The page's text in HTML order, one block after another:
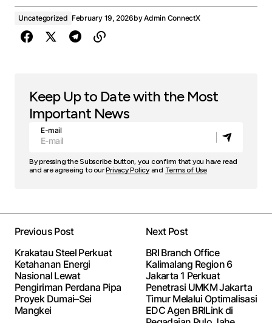
Uncategorized February 19, 2026byAdmin ConnectX
Keep Up to Date with the Most
Important News
E-mail
By pressing the Subscribe button, you confirm that you have read
and are agreeing to ourPrivacy Policyand Terms of Use
Previous Post
Krakatau Steel Perkuat
Ketahanan Energi
Nasional Lewat
Pengiriman Perdana Pipa
Proyek Dumai–Sei
Mangkei
Next Post
BRI Branch Office
Kalimalang Region 6
Jakarta 1 Perkuat
Penetrasi UMKM Jakarta
Timur Melalui Optimalisasi
EDC Agen BRILink di